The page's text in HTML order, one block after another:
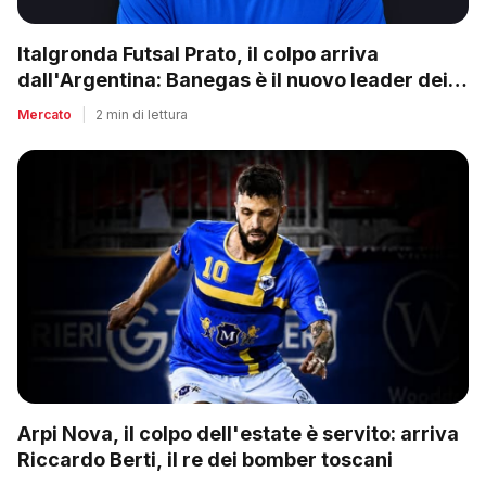
Italgronda Futsal Prato, il colpo arriva
dall'Argentina: Banegas è il nuovo leader dei
biancazzurri
Mercato 2 min di lettura
Arpi Nova, il colpo dell'estate è servito: arriva
Riccardo Berti, il re dei bomber toscani